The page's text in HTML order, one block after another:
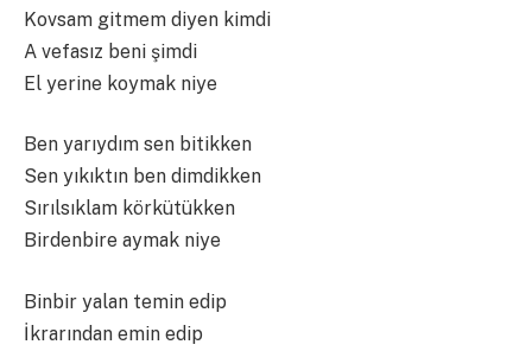
Kovsam gitmem diyen kimdi
A vefasız beni şimdi
El yerine koymak niye
Ben yarıydım sen bitikken
Sen yıkıktın ben dimdikken
Sırılsıklam körkütükken
Birdenbire aymak niye
Binbir yalan temin edip
İkrarından emin edip